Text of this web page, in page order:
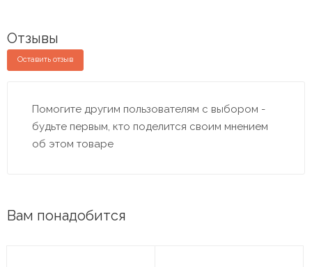
Отзывы
Оставить отзыв
Помогите другим пользователям с выбором -
будьте первым, кто поделится своим мнением
об этом товаре
Вам понадобится